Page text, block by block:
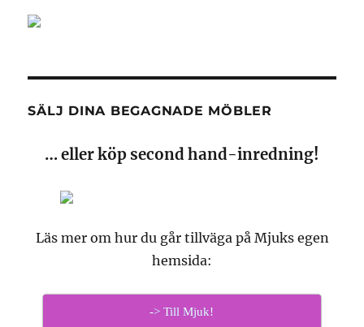
SÄLJ DINA BEGAGNADE MÖBLER
… eller köp second hand-inredning!
Läs mer om hur du går tillväga på Mjuks egen
hemsida:
-> Till Mjuk!